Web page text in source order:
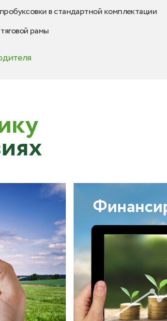
в стандартной комплектации
рамы